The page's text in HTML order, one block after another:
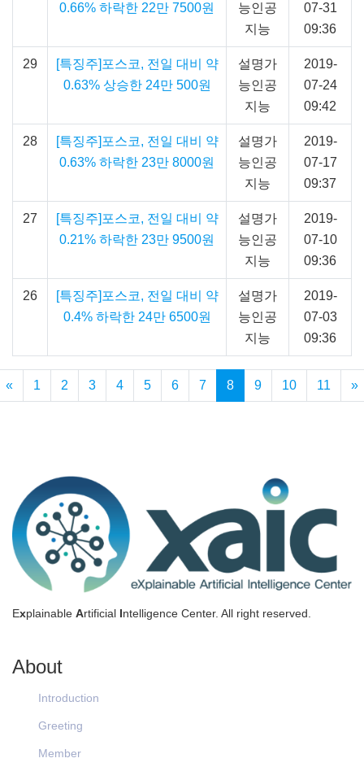
0.66% 하락한 22만 7500원
능인공
지능
07-31
09:36
29
[특징주]포스코, 전일 대비 약
0.63% 상승한 24만 500원
설명가
능인공
지능
2019-
07-24
09:42
28
[특징주]포스코, 전일 대비 약
0.63% 하락한 23만 8000원
설명가
능인공
지능
2019-
07-17
09:37
27
[특징주]포스코, 전일 대비 약
0.21% 하락한 23만 9500원
설명가
능인공
지능
2019-
07-10
09:36
26
[특징주]포스코, 전일 대비 약
0.4% 하락한 24만 6500원
설명가
능인공
지능
2019-
07-03
09:36
« 1 2 3 4 5 6 7 8 9 10 11 »
Explainable Artificial Intelligence Center. All right reserved.
About
Introduction
Greeting
Member